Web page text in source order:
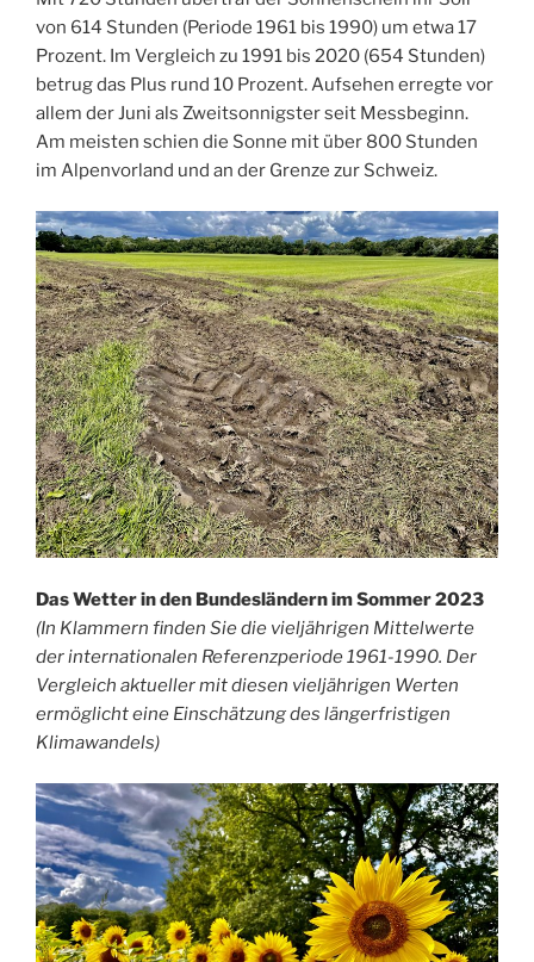
von 614 Stunden (Periode 1961 bis 1990) um etwa 17
Prozent. Im Vergleich zu 1991 bis 2020 (654 Stunden)
betrug das Plus rund 10 Prozent. Aufsehen erregte vor
allem der Juni als Zweitsonnigster seit Messbeginn.
Am meisten schien die Sonne mit über 800 Stunden
im Alpenvorland und an der Grenze zur Schweiz.
Das Wetter in den Bundesländern im Sommer 2023
(In Klammern finden Sie die vieljährigen Mittelwerte
der internationalen Referenzperiode 1961-1990. Der
Vergleich aktueller mit diesen vieljährigen Werten
ermöglicht eine Einschätzung des längerfristigen
Klimawandels)